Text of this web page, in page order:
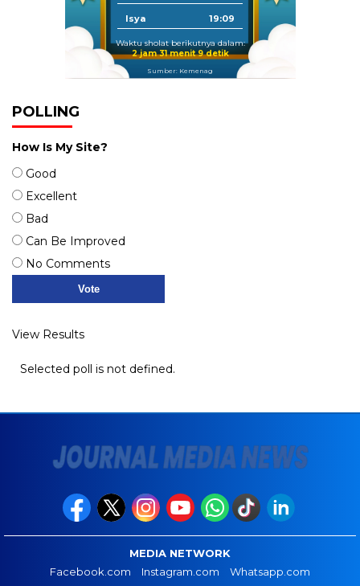
Isya 19:09
Waktu sholat berikutnya dalam:
2 jam 31 menit 9 detik
Sumber: Kemenag
POLLING
How Is My Site?
Good
Excellent
Bad
Can Be Improved
No Comments
View Results
Selected poll is not defined.
MEDIA NETWORK
Facebook.com
Instagram.com
Whatsapp.com